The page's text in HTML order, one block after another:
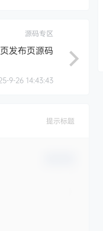
源码专区
发布页源码
9-26 14:43:43
提示标题